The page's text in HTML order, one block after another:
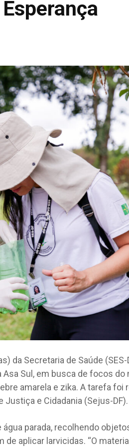
da Secretaria de Saúde
Sul, em busca de focos
amarela e zika. A tarefa foi
e Cidadania (Sejus-DF).
parada, recolhendo
aplicar larvicidas. “O